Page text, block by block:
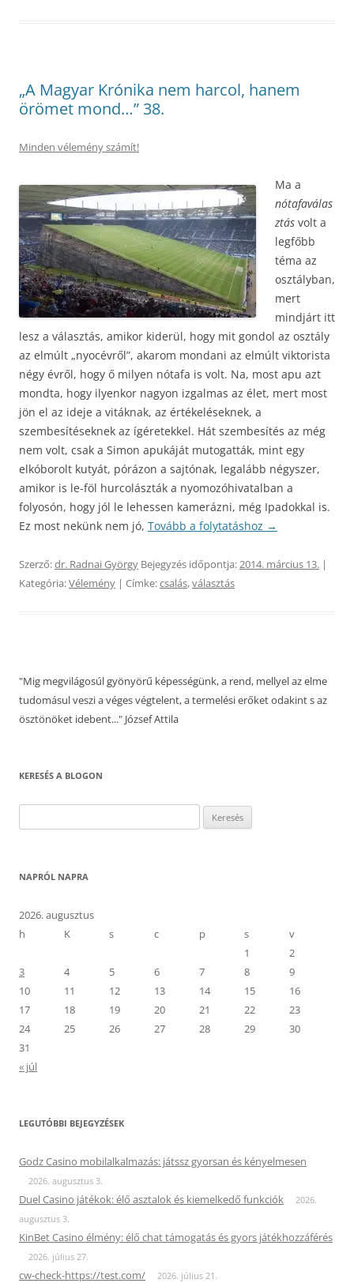
„A Magyar Krónika nem harcol, hanem
örömet mond…” 38.
Minden vélemény számít!
Ma a
nótafaválas
ztás volt a
legfőbb
téma az
osztályban,
mert
mindjárt itt
lesz a választás, amikor kiderül, hogy mit gondol az osztály
az elmúlt „nyocévről”, akarom mondani az elmúlt viktorista
négy évről, hogy ő milyen nótafa is volt. Na, most apu azt
mondta, hogy ilyenkor nagyon izgalmas az élet, mert most
jön el az ideje a vitáknak, az értékeléseknek, a
szembesítéseknek az ígéretekkel. Hát szembesítés az még
nem volt, csak a Simon apukáját mutogatták, mint egy
elkóborolt kutyát, pórázon a sajtónak, legalább négyszer,
amikor is le-föl hurcolászták a nyomozóhivatalban a
folyosón, hogy jól le lehessen kamerázni, még Ipadokkal is.
Ez most nekünk nem jó, Tovább a folytatáshoz →
Szerző:dr. Radnai György Bejegyzés időpontja:2014. március 13. |
Kategória:Vélemény | Címke:csalás,választás
"Mig megvilágosúl gyönyörű képességünk, a rend, mellyel az elme
tudomásul veszi a véges végtelent, a termelési erőket odakint s az
ösztönöket idebent..." József Attila
KERESÉS A BLOGON
NAPRÓL NAPRA
2026. augusztus
h
K s c p s
v
1
2
3
4 5 6 7 8
9
10
11 12 13 14 15
16
17
18 19 20 21 22
23
24
25 26 27 28 29
30
31
« júl
LEGUTÓBBI BEJEGYZÉSEK
Godz Casino mobilalkalmazás: játssz gyorsan és kényelmesen
2026. augusztus 3.
Duel Casino játékok: élő asztalok és kiemelkedő funkciók
2026.
augusztus 3.
KinBet Casino élmény: élő chat támogatás és gyors játékhozzáférés
2026. július 27.
cw-check-https://test.com/ 2026. július 21.